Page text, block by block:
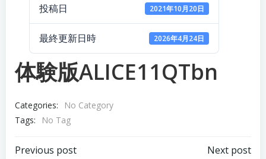
投稿日 2021年10月20日
最終更新日時 2026年4月24日
体験版ALICE11QTbn
Categories:
No Category
Tags:
No Tag
Previous post Next post